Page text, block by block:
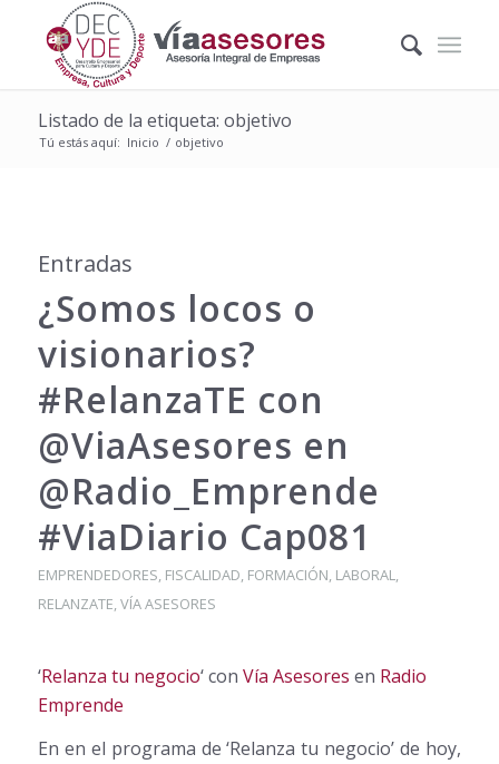
Listado de la etiqueta: objetivo
Tú estás aquí: Inicio / objetivo
Entradas
¿Somos locos o
visionarios?
‪#‎RelanzaTE‬ con
@ViaAsesores en
@Radio_Emprende
#ViaDiario Cap081
EMPRENDEDORES, FISCALIDAD, FORMACIÓN, LABORAL,
RELANZATE,VÍA ASESORES
‘Relanza tu negocio‘ con Vía Asesores en Radio
Emprende
En en el programa de ‘Relanza tu negocio’ de hoy,